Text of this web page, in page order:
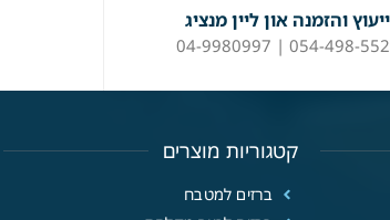
והזמנה און ליין מנציג
054-498-5522 | 04-
קטגוריות מוצרים
ברזים למטבח